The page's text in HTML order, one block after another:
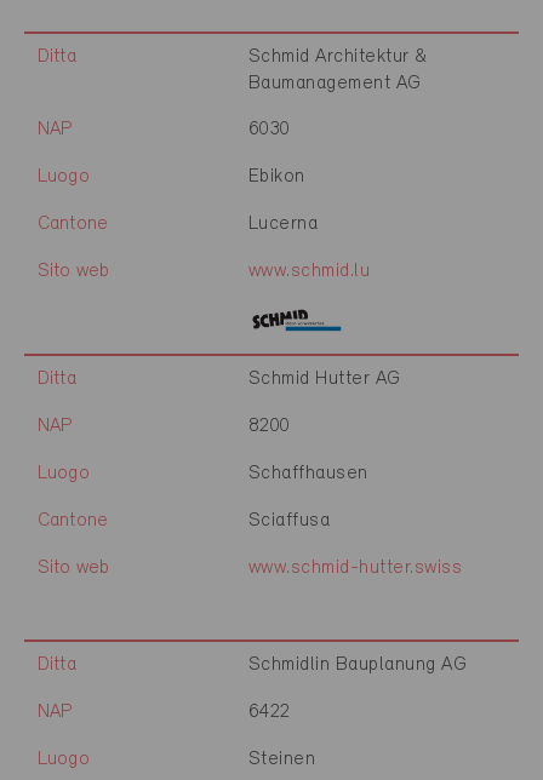
Ditta
Schmid Architektur &
Baumanagement AG
NAP 6030
Luogo Ebikon
Cantone Lucerna
Sito web www.schmid.lu
Ditta Schmid Hutter AG
NAP 8200
Luogo Schaffhausen
Cantone Sciaffusa
Sito web www.schmid-hutter.swiss
Ditta Schmidlin Bauplanung AG
NAP 6422
Luogo Steinen